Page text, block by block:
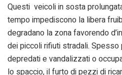
Questi veicoli in sosta
tempo impediscono la libera
degradano la zona favorendo
dei piccoli rifiuti stradali.
depredati e vandalizzati o
lo spaccio, il furto di pezzi di